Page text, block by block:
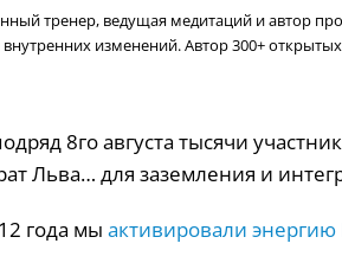
тренер, ведущая медитаций и автор
изменений. Автор 300+
8го августа тысячи
Льва… для заземления и
года мы активировали